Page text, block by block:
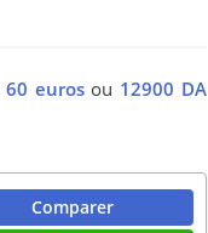
60 eurosou 12900 DA
Comparer